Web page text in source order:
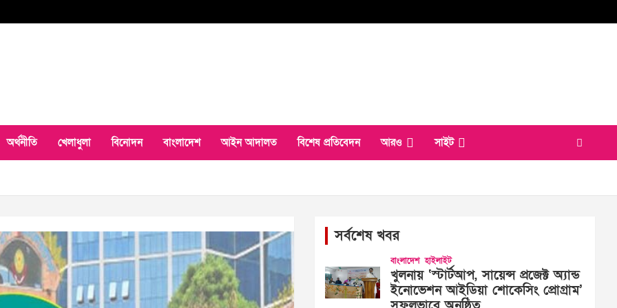
অর্থনীতি খেলাধুলা বিনোদন বাংলাদেশ আইন আদালত বিশেষ প্রতিবেদন আরও সাইট
সর্বশেষ খবর
বাংলাদেশ হাইলাইট
খুলনায় ‘স্টার্টআপ, সায়েন্স প্রজেক্ট অ্যান্ড
ইনোভেশন আইডিয়া শোকেসিং প্রোগ্রাম’